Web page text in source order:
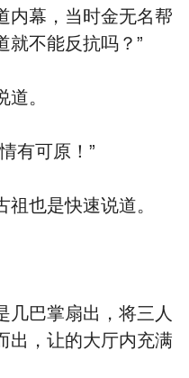
内幕，当时金无名帮
就不能反抗吗？”
。
有可原！”
也是快速说道。
巴掌扇出，将三人
出，让的大厅内充满